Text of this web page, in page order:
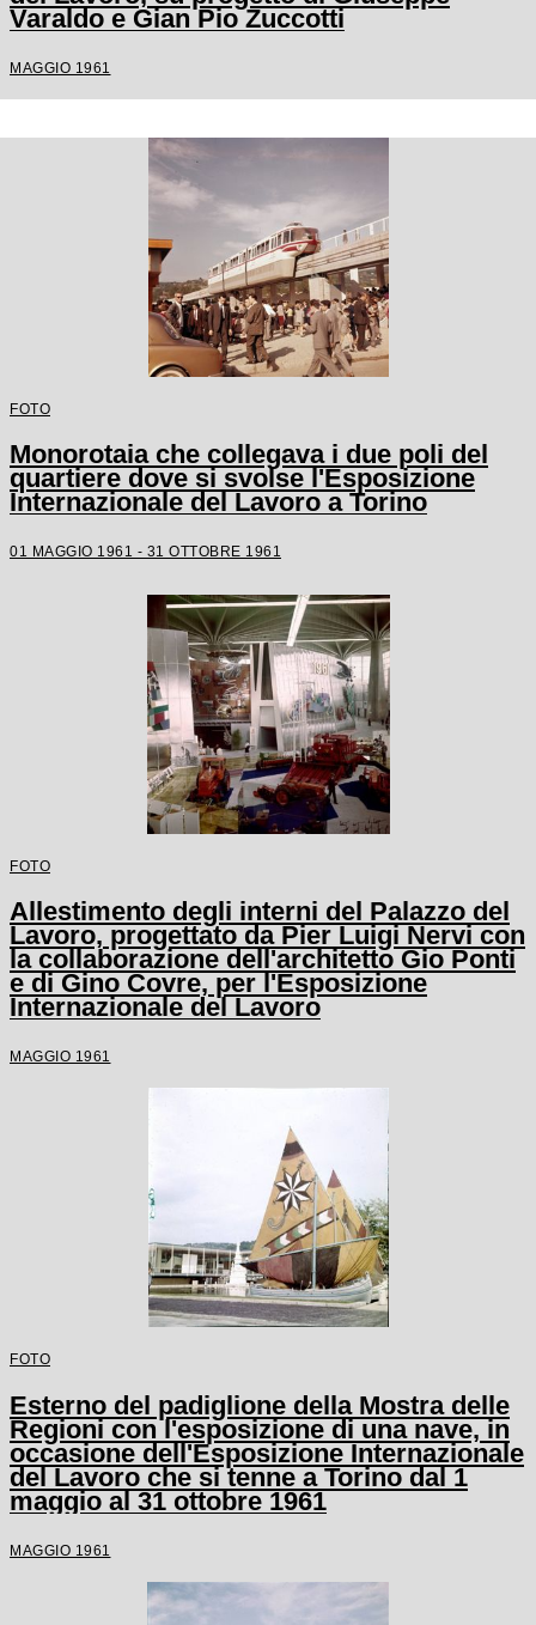
Varaldo e Gian Pio Zuccotti
MAGGIO 1961
FOTO
Monorotaia che collegava i due poli del
quartiere dove si svolse l'Esposizione
Internazionale del Lavoro a Torino
01 MAGGIO 1961 - 31 OTTOBRE 1961
FOTO
Allestimento degli interni del Palazzo del
Lavoro, progettato da Pier Luigi Nervi con
la collaborazione dell'architetto Gio Ponti
e di Gino Covre, per l'Esposizione
Internazionale del Lavoro
MAGGIO 1961
FOTO
Esterno del padiglione della Mostra delle
Regioni con l'esposizione di una nave, in
occasione dell'Esposizione Internazionale
del Lavoro che si tenne a Torino dal 1
maggio al 31 ottobre 1961
MAGGIO 1961